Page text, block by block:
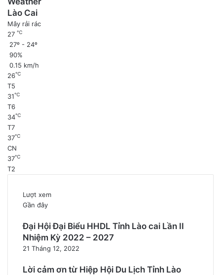
Lào Cai
Mây rải rác
27 ℃
27º - 24º
90%
0.15 km/h
26℃
T5
31℃
T6
34℃
T7
37℃
CN
37℃
T2
Lượt xem
Gần đây
Đại Hội Đại Biểu HHDL Tỉnh Lào cai Lần II
Nhiệm Kỳ 2022 – 2027
21 Tháng 12, 2022
Lời cảm ơn từ Hiệp Hội Du Lịch Tỉnh Lào